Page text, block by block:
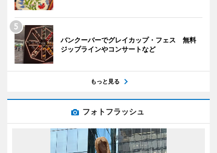
バンクーバーでグレイカップ・フェス 無料
ジップラインやコンサートなど
もっと見る
フォトフラッシュ